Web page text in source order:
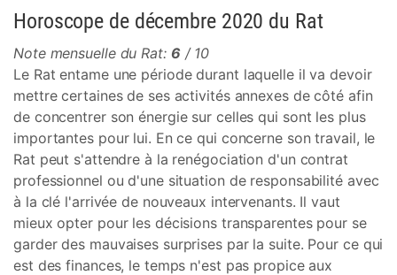
Horoscope de décembre 2020 du Rat
Note mensuelle du Rat: 6 / 10
Le Rat entame une période durant laquelle il va devoir
mettre certaines de ses activités annexes de côté afin
de concentrer son énergie sur celles qui sont les plus
importantes pour lui. En ce qui concerne son travail, le
Rat peut s'attendre à la renégociation d'un contrat
professionnel ou d'une situation de responsabilité avec
à la clé l'arrivée de nouveaux intervenants. Il vaut
mieux opter pour les décisions transparentes pour se
garder des mauvaises surprises par la suite. Pour ce qui
est des finances, le temps n'est pas propice aux